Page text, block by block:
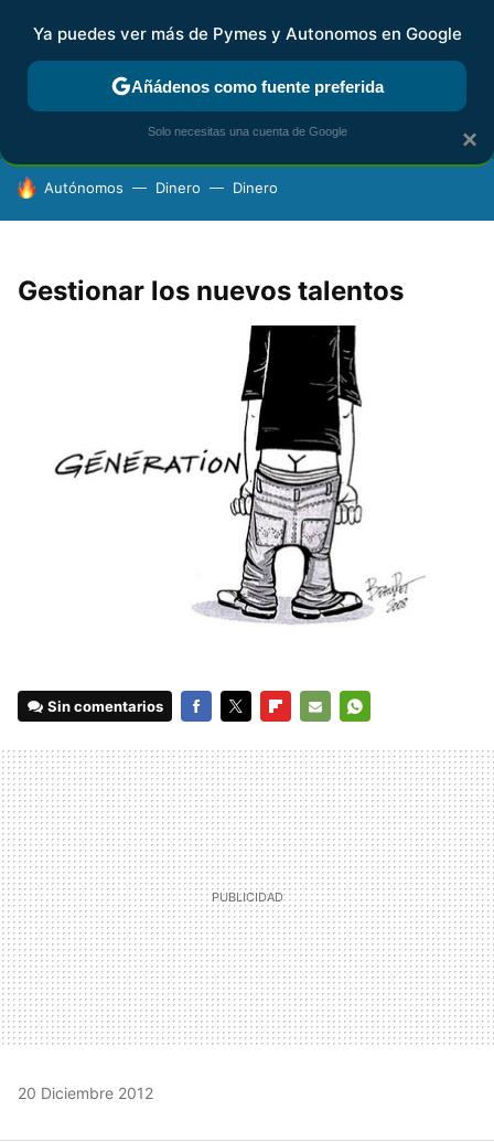
FISCALIDAD Y CONTABILIDAD KIT DIGITAL RENTA
HOY SE HABLA DE
Autónomos Dinero Dinero
Gestionar los nuevos talentos
Sin comentarios
MAIL
20 Diciembre 2012
×
Ya puedes ver más de Pymes y Autonomos en Google
Añádenos como fuente preferida
Solo necesitas una cuenta de Google